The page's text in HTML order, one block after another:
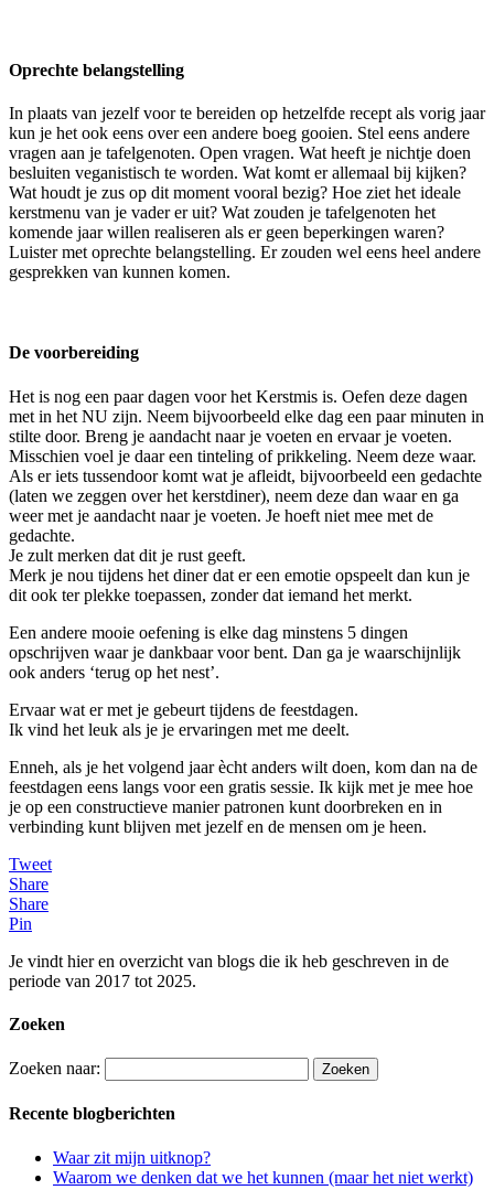
Oprechte belangstelling
In plaats van jezelf voor te bereiden op hetzelfde recept als vorig jaar
kun je het ook eens over een andere boeg gooien. Stel eens andere
vragen aan je tafelgenoten. Open vragen. Wat heeft je nichtje doen
besluiten veganistisch te worden. Wat komt er allemaal bij kijken?
Wat houdt je zus op dit moment vooral bezig? Hoe ziet het ideale
kerstmenu van je vader er uit? Wat zouden je tafelgenoten het
komende jaar willen realiseren als er geen beperkingen waren?
Luister met oprechte belangstelling. Er zouden wel eens heel andere
gesprekken van kunnen komen.
De voorbereiding
Het is nog een paar dagen voor het Kerstmis is. Oefen deze dagen
met in het NU zijn. Neem bijvoorbeeld elke dag een paar minuten in
stilte door. Breng je aandacht naar je voeten en ervaar je voeten.
Misschien voel je daar een tinteling of prikkeling. Neem deze waar.
Als er iets tussendoor komt wat je afleidt, bijvoorbeeld een gedachte
(laten we zeggen over het kerstdiner), neem deze dan waar en ga
weer met je aandacht naar je voeten. Je hoeft niet mee met de
gedachte.
Je zult merken dat dit je rust geeft.
Merk je nou tijdens het diner dat er een emotie opspeelt dan kun je
dit ook ter plekke toepassen, zonder dat iemand het merkt.
Een andere mooie oefening is elke dag minstens 5 dingen
opschrijven waar je dankbaar voor bent. Dan ga je waarschijnlijk
ook anders ‘terug op het nest’.
Ervaar wat er met je gebeurt tijdens de feestdagen.
Ik vind het leuk als je je ervaringen met me deelt.
Enneh, als je het volgend jaar ècht anders wilt doen, kom dan na de
feestdagen eens langs voor een gratis sessie. Ik kijk met je mee hoe
je op een constructieve manier patronen kunt doorbreken en in
verbinding kunt blijven met jezelf en de mensen om je heen.
Tweet
Share
Share
Pin
Je vindt hier en overzicht van blogs die ik heb geschreven in de
periode van 2017 tot 2025.
Zoeken
Zoeken naar:
Recente blogberichten
Waar zit mijn uitknop?
Waarom we denken dat we het kunnen (maar het niet werkt)